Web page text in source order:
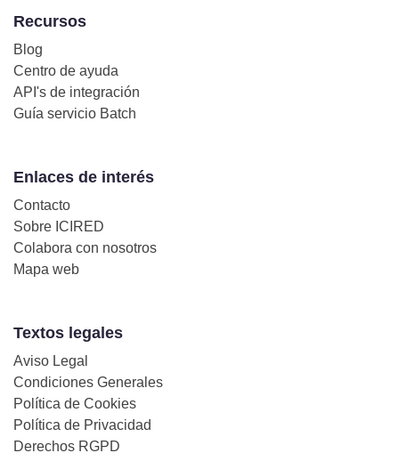
Recursos
Blog
Centro de ayuda
API's de integración
Guía servicio Batch
Enlaces de interés
Contacto
Sobre ICIRED
Colabora con nosotros
Mapa web
Textos legales
Aviso Legal
Condiciones Generales
Política de Cookies
Política de Privacidad
Derechos RGPD